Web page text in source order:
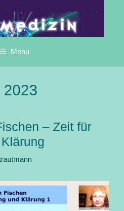
Menü
2023
– Zeit für